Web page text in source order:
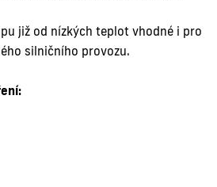
již od nízkých teplot vhodné i pro
silničního provozu.